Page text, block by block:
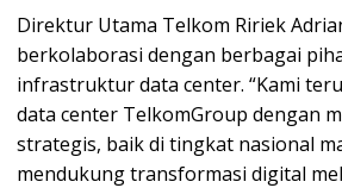
Direktur Utama Telkom Ririek
berkolaborasi dengan berbagai
infrastruktur data center. “Kami
data center TelkomGroup dengan
strategis, baik di tingkat nasional
mendukung transformasi digital